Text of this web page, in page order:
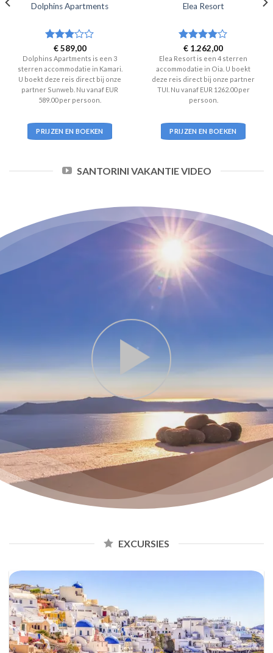
Dolphins Apartments
Waardering
3uit 5
€589,00
Dolphins Apartments is een 3
sterren accommodatie in Kamari.
U boekt deze reis direct bij onze
partner Sunweb. Nu vanaf EUR
589.00 per persoon.
PRIJZEN EN BOEKEN
Elea Resort
Waardering
4uit 5
€ 1.262,00
Elea Resort is een 4 sterren
accommodatie in Oia. U boekt
deze reis direct bij onze partner
TUI. Nu vanaf EUR 1262.00 per
persoon.
PRIJZEN EN BOEKEN
SANTORINI VAKANTIE VIDEO
EXCURSIES